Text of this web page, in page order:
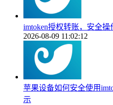
imtoken授权转账，安全
2026-08-09 11:02:12
苹果设备如何安全使用
示